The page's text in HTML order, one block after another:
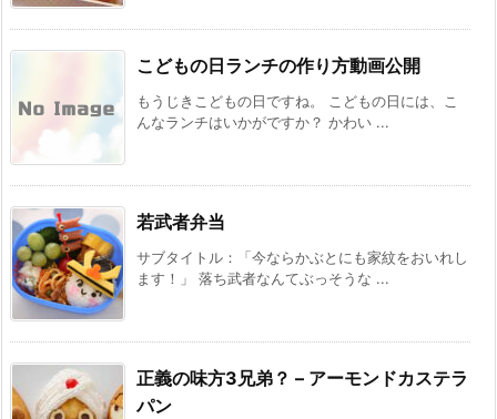
こどもの日ランチの作り方動画公開
もうじきこどもの日ですね。 こどもの日には、こ
んなランチはいかがですか？ かわい ...
若武者弁当
サブタイトル：「今ならかぶとにも家紋をおいれし
ます！」 落ち武者なんてぶっそうな ...
正義の味方3兄弟？ – アーモンドカステラ
パン